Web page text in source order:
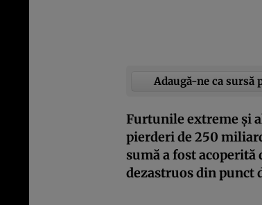
Adaugă-ne ca sursă
Furtunile extreme și
pierderi de 250
sumă a fost acoperită
dezastruos din punct